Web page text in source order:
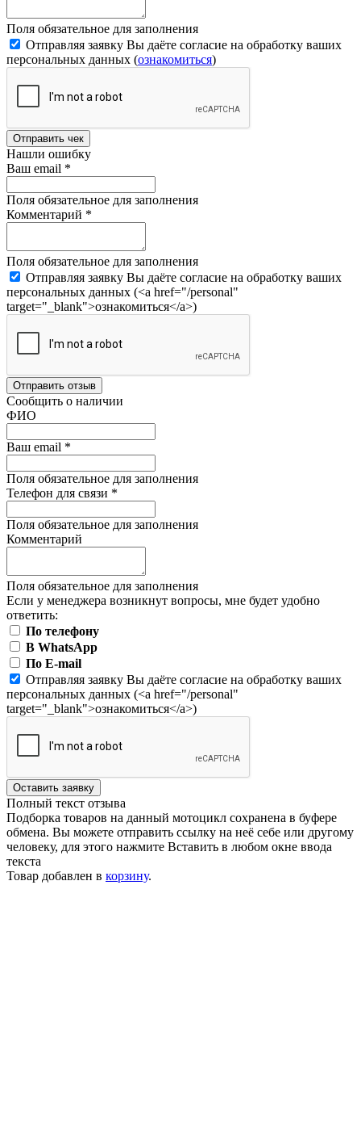
Поля обязательное для заполнения
Отправляя заявку Вы даёте согласие на обработку ваших
персональных данных (ознакомиться)
Отправить чек
Нашли ошибку
Ваш email *
Поля обязательное для заполнения
Комментарий *
Поля обязательное для заполнения
Отправляя заявку Вы даёте согласие на обработку ваших
персональных данных (<a href="/personal"
target="_blank">ознакомиться</a>)
Отправить отзыв
Сообщить о наличии
ФИО
Ваш email *
Поля обязательное для заполнения
Телефон для связи *
Поля обязательное для заполнения
Комментарий
Поля обязательное для заполнения
Если у менеджера возникнут вопросы, мне будет удобно
ответить:
По телефону
В WhatsApp
По E-mail
Отправляя заявку Вы даёте согласие на обработку ваших
персональных данных (<a href="/personal"
target="_blank">ознакомиться</a>)
Оставить заявку
Полный текст отзыва
Подборка товаров на данный мотоцикл сохранена в буфере
обмена. Вы можете отправить ссылку на неё себе или другому
человеку, для этого нажмите Вставить в любом окне ввода
текста
Товар добавлен в корзину.